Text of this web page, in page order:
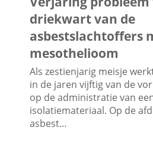
driekwart van de
asbestslachtoffers
mesothelioom
Als zestienjarig meisje
in de jaren vijftig van de
op de administratie van
isolatiemateriaal. Op de
asbest…